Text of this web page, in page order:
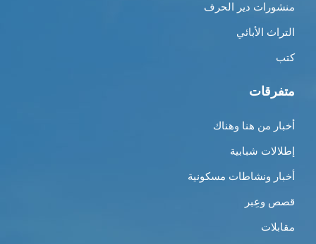
منشورات دير الحرف
التراث الأبائي
كتب
متفرقات
أخبار من هنا وهناك
إطلالات شبابية
أخبار ونشاطات مسكونية
قصص وعِبر
مقابلات